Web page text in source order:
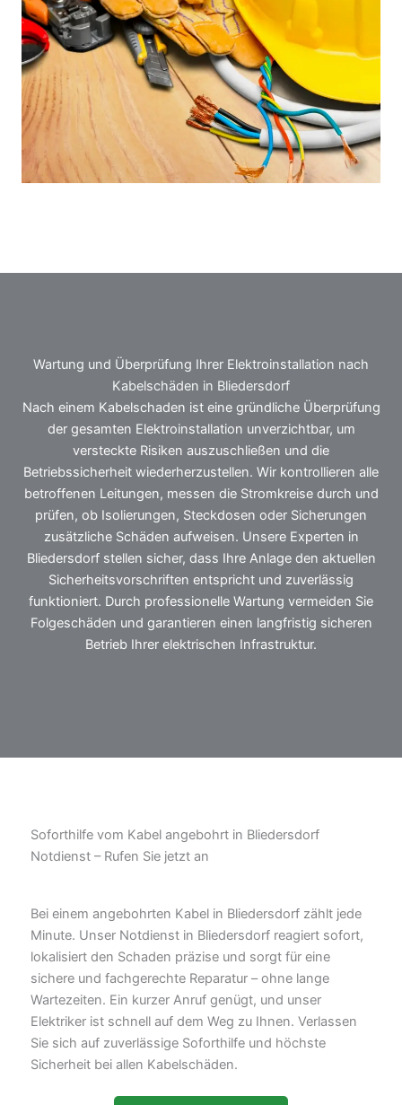
Wartung und Überprüfung Ihrer Elektroinstallation nach
Kabelschäden in Bliedersdorf
Nach einem Kabelschaden ist eine gründliche Überprüfung
der gesamten Elektroinstallation unverzichtbar, um
versteckte Risiken auszuschließen und die
Betriebssicherheit wiederherzustellen. Wir kontrollieren alle
betroffenen Leitungen, messen die Stromkreise durch und
prüfen, ob Isolierungen, Steckdosen oder Sicherungen
zusätzliche Schäden aufweisen. Unsere Experten in
Bliedersdorf stellen sicher, dass Ihre Anlage den aktuellen
Sicherheitsvorschriften entspricht und zuverlässig
funktioniert. Durch professionelle Wartung vermeiden Sie
Folgeschäden und garantieren einen langfristig sicheren
Betrieb Ihrer elektrischen Infrastruktur.
Soforthilfe vom Kabel angebohrt in Bliedersdorf
Notdienst – Rufen Sie jetzt an
Bei einem angebohrten Kabel in Bliedersdorf zählt jede
Minute. Unser Notdienst in Bliedersdorf reagiert sofort,
lokalisiert den Schaden präzise und sorgt für eine
sichere und fachgerechte Reparatur – ohne lange
Wartezeiten. Ein kurzer Anruf genügt, und unser
Elektriker ist schnell auf dem Weg zu Ihnen. Verlassen
Sie sich auf zuverlässige Soforthilfe und höchste
Sicherheit bei allen Kabelschäden.